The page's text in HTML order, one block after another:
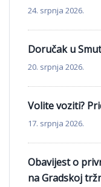
24. srpnja 2026.
Doručak u
20. srpnja 2026.
Volite voziti?
17. srpnja 2026.
Obavijest o
na Gradskoj